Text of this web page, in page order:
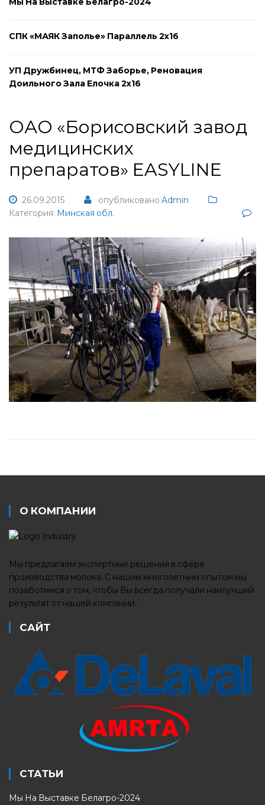
ОАО «Борисовский завод
медицинских
препаратов» EASYLINE
26.09.2015 опубликовано Admin
Категория: Минская обл.
СПК «МАЯК Заполье» Параллель 2х16
УП Дружбинец, МТФ Заборье, Реновация
Доильного Зала Елочка 2х16
О КОМПАНИИ
Мы предлагаем экспертные решения в сфере
производства молока. С нашим многолетним опытом мы
позаботимся о том, чтобы Вы всегда получали наилучший
результат от нашей компании.
САЙТ
СТАТЬИ
Мы На Выставке Белагро-2024